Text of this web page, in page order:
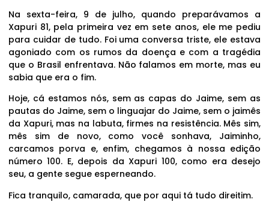
Na sexta-feira, 9 de julho, quando preparávamos a
Xapuri 81, pela primeira vez em sete anos, ele me pediu
para cuidar de tudo. Foi uma conversa triste, ele estava
agoniado com os rumos da doença e com a tragédia
que o Brasil enfrentava. Não falamos em morte, mas eu
sabia que era o fim.
Hoje, cá estamos nós, sem as capas do Jaime, sem as
pautas do Jaime, sem o linguajar do Jaime, sem o jaimês
da Xapuri, mas na labuta, firmes na resistência. Mês sim,
mês sim de novo, como você sonhava, Jaiminho,
carcamos porva e, enfim, chegamos à nossa edição
número 100. E, depois da Xapuri 100, como era desejo
seu, a gente segue esperneando.
Fica tranquilo, camarada, que por aqui tá tudo direitim.